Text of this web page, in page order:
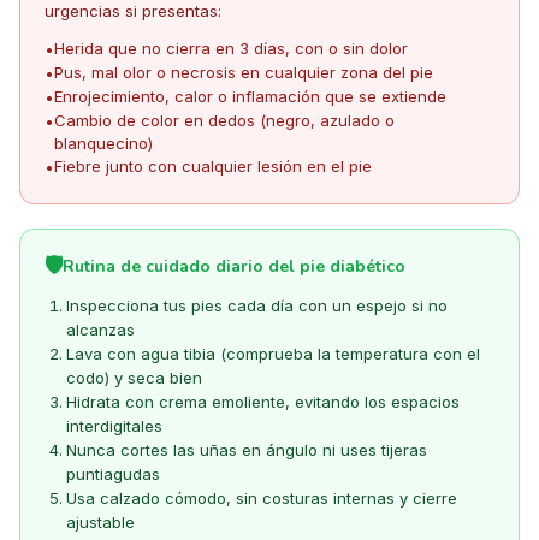
urgencias si presentas:
•Herida que no cierra en 3 días, con o sin dolor
•Pus, mal olor o necrosis en cualquier zona del pie
•Enrojecimiento, calor o inflamación que se extiende
•Cambio de color en dedos (negro, azulado o
blanquecino)
•Fiebre junto con cualquier lesión en el pie
🛡️Rutina de cuidado diario del pie diabético
Inspecciona tus pies cada día con un espejo si no
alcanzas
Lava con agua tibia (comprueba la temperatura con el
codo) y seca bien
Hidrata con crema emoliente, evitando los espacios
interdigitales
Nunca cortes las uñas en ángulo ni uses tijeras
puntiagudas
Usa calzado cómodo, sin costuras internas y cierre
ajustable